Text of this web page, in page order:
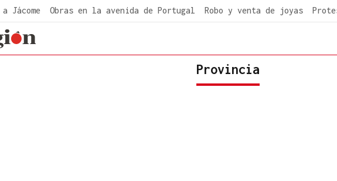
Jácome Obras en la avenida de Portugal Robo y venta de joyas
Provincia